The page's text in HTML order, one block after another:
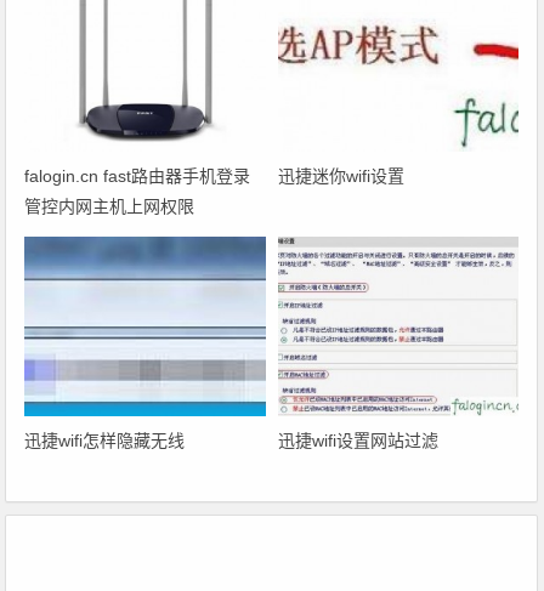
falogin.cn fast路由器手机登录
管控内网主机上网权限
迅捷迷你wifi设置
迅捷wifi怎样隐藏无线 迅捷wifi设置网站过滤